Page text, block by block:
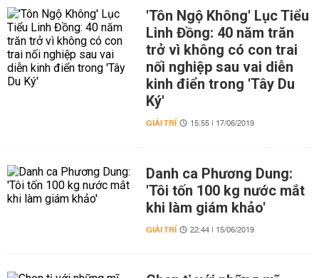
'Tôn Ngộ Không' Lục Tiểu
Linh Đồng: 40 năm trăn
trở vì không có con trai
nối nghiệp sau vai diễn
kinh điển trong 'Tây Du
Ký'
GIẢI TRÍ 15:55 | 17/06/2019
Danh ca Phương Dung:
'Tôi tốn 100 kg nước mắt
khi làm giám khảo'
GIẢI TRÍ 22:44 | 15/06/2019